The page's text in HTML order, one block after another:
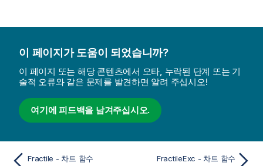
이 페이지가 도움이 되었습니까?
이 페이지 또는 해당 콘텐츠에서 오타, 누락된 단계 또는 기
술적 오류와 같은 문제를 발견하면 알려 주십시오!
여기에 피드백을 남겨주십시오.
Fractile - 차트 함수 FractileExc - 차트 함수